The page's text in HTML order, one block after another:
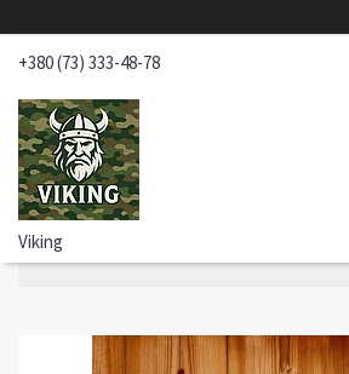
+380 (73) 333-48-78
Viking